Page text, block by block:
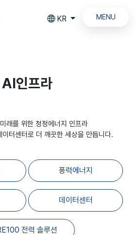
MENU
KR
AI인프라
래를 위한 청정에너지 인프라
이터센터로 더 깨끗한 세상을 만듭니다.
풍력에너지
데이터센터
전력 솔루션